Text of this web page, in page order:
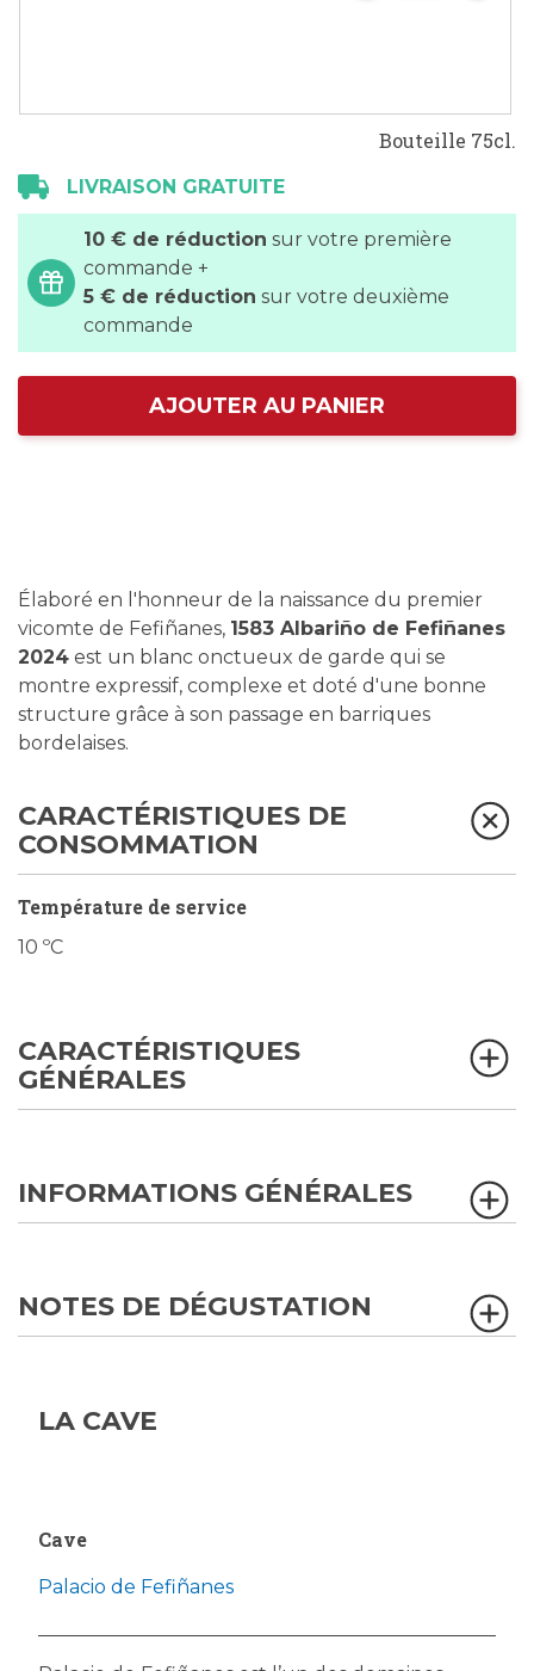
Bouteille 75cl.
LIVRAISON GRATUITE
10 € de réduction sur votre première
commande +
5 € de réduction sur votre deuxième
commande
AJOUTER AU PANIER
Élaboré en l'honneur de la naissance du premier
vicomte de Fefiñanes, 1583 Albariño de Fefiñanes
2024 est un blanc onctueux de garde qui se
montre expressif, complexe et doté d'une bonne
structure grâce à son passage en barriques
bordelaises.
CARACTÉRISTIQUES DE
CONSOMMATION
Température de service
10 ºC
CARACTÉRISTIQUES
GÉNÉRALES
INFORMATIONS GÉNÉRALES
NOTES DE DÉGUSTATION
LA CAVE
Cave
Palacio de Fefiñanes